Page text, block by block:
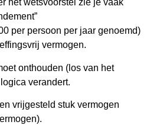
het wetsvoorstel zie je vaak
per persoon per jaar genoemd)
vermogen.
onthouden (los van het
verandert.
vrijgesteld stuk vermogen